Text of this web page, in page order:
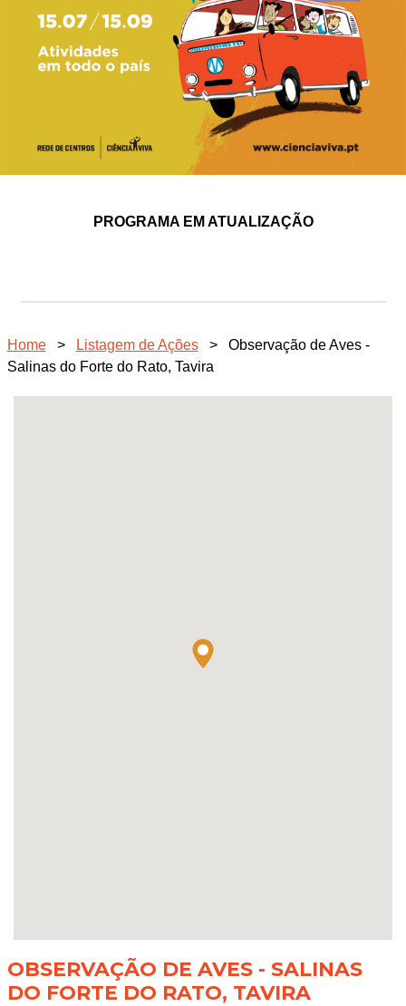
PROGRAMA EM ATUALIZAÇÃO
Home > Listagem de Ações >
Observação de Aves -
Salinas do Forte do Rato, Tavira
OBSERVAÇÃO DE AVES - SALINAS
DO FORTE DO RATO, TAVIRA